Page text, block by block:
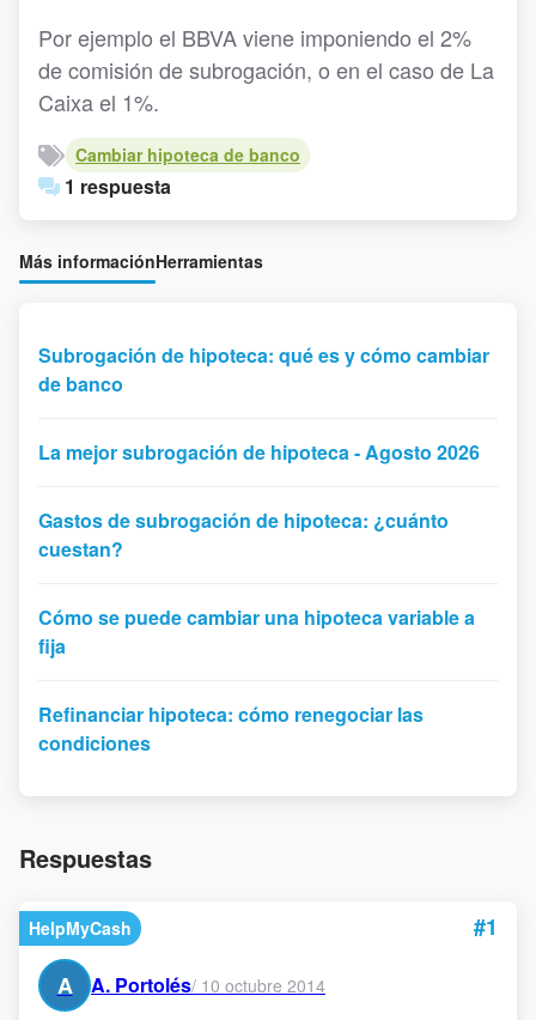
Por ejemplo el BBVA viene imponiendo el 2%
de comisión de subrogación, o en el caso de La
Caixa el 1%.
Cambiar hipoteca de banco
1 respuesta
Más informaciónHerramientas
Subrogación de hipoteca: qué es y cómo cambiar
de banco
La mejor subrogación de hipoteca - Agosto 2026
Gastos de subrogación de hipoteca: ¿cuánto
cuestan?
Cómo se puede cambiar una hipoteca variable a
fija
Refinanciar hipoteca: cómo renegociar las
condiciones
Respuestas
HelpMyCash
#1
A
A. Portolés/ 10 octubre 2014